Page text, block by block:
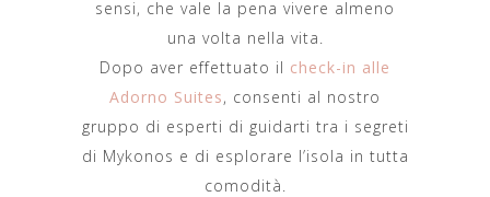
sensi, che vale la pena vivere almeno
una volta nella vita.
Dopo aver effettuato il check-in alle
Adorno Suites, consenti al nostro
gruppo di esperti di guidarti tra i segreti
di Mykonos e di esplorare l’isola in tutta
comodità.